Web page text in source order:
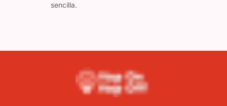
sencilla.